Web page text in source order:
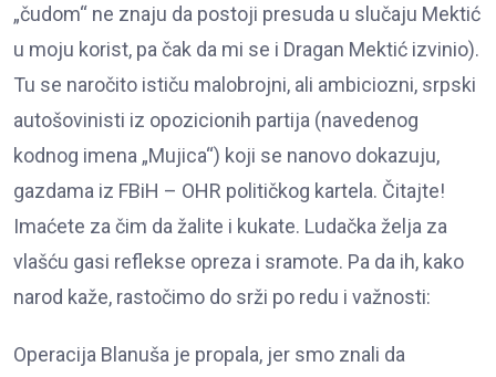
„čudom“ ne znaju da postoji presuda u slučaju Mektić
u moju korist, pa čak da mi se i Dragan Mektić izvinio).
Tu se naročito ističu malobrojni, ali ambiciozni, srpski
autošovinisti iz opozicionih partija (navedenog
kodnog imena „Mujica“) koji se nanovo dokazuju,
gazdama iz FBiH – OHR političkog kartela. Čitajte!
Imaćete za čim da žalite i kukate. Ludačka želja za
vlašću gasi reflekse opreza i sramote. Pa da ih, kako
narod kaže, rastočimo do srži po redu i važnosti:
Operacija Blanuša je propala, jer smo znali da